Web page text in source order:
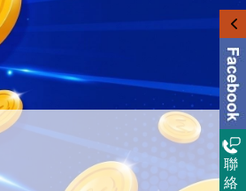
聯
絡